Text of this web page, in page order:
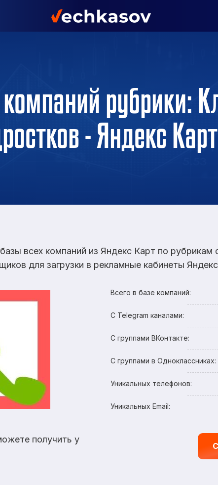
рубрики:
- Яндекс
всех компаний из Яндекс Карт по
для загрузки в рекламные кабинеты
Всего в базе компаний:
С Telegram каналами:
С группами ВКонтакте:
С группами в Одноклассниках:
Уникальных телефонов:
Уникальных Email:
получить у